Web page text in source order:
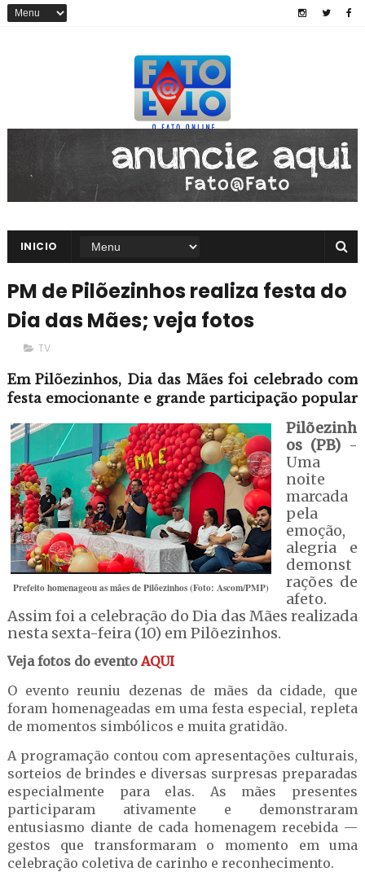
INICIO
PM de Pilõezinhos realiza festa do
Dia das Mães; veja fotos
TV
Em Pilõezinhos, Dia das Mães foi celebrado com
festa emocionante e grande participação popular
Prefeito homenageou as mães de Pilõezinhos (Foto: Ascom/PMP)
Pilõezinh
os (PB) -
Uma
noite
marcada
pela
emoção,
alegria e
demonst
rações de
afeto.
Assim foi a celebração do Dia das Mães realizada
nesta sexta-feira (10) em Pilõezinhos.
Veja fotos do eventoAQUI
O evento reuniu dezenas de mães da cidade, que
foram homenageadas em uma festa especial, repleta
de momentos simbólicos e muita gratidão.
A programação contou com apresentações culturais,
sorteios de brindes e diversas surpresas preparadas
especialmente para elas. As mães presentes
participaram ativamente e demonstraram
entusiasmo diante de cada homenagem recebida —
gestos que transformaram o momento em uma
celebração coletiva de carinho e reconhecimento.